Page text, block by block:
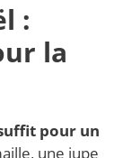
:
la
pour un
une jupe